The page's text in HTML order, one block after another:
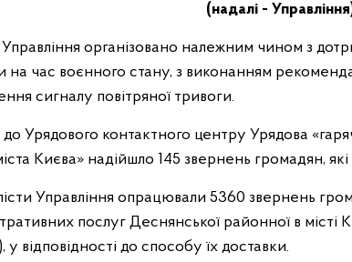
(надалі -
організовано належним чином з
на час воєнного стану, з виконанням
сигналу повітряної тривоги.
до Урядового контактного центру Урядова
Києва» надійшло 145 звернень громадян,
Управління опрацювали 5360 звернень
послуг Деснянської районної в місті
відповідності до способу їх доставки.